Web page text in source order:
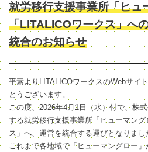
就労移行支援事業所「ヒュ
「LITALICOワークス」へ
統合のお知らせ
平素よりLITALICOワークスのWebサイ
とうございます。
この度、2026年4月1日（水）付で、株
する就労移行支援事業所「ヒューマン
ス」へ、運営を統合する運びとなりまし
これまで各地域で「ヒューマングロー